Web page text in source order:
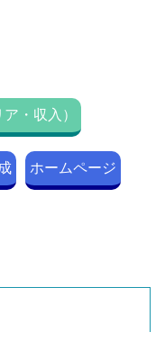
・収入）
ホームページ